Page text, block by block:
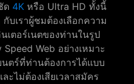
ด 4K หรือ Ultra HD ทั้งนี้
บเราผู้ชมต้องเลือกความ
เตอร์เนตของท่านในรูป
Web อย่างเหมาะ
ตร์ที่ท่านต้องการได้แบบ
ะไม่ต้องเสียเวลาสมัคร